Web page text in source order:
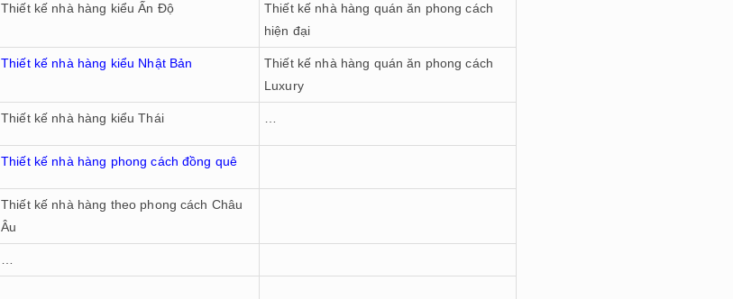
Thiết kế nhà hàng kiểu Ấn Độ
Thiết kế nhà hàng quán ăn phong cách
hiện đại
Thiết kế nhà hàng kiểu Nhật Bản
Thiết kế nhà hàng quán ăn phong cách
Luxury
Thiết kế nhà hàng kiểu Thái …
Thiết kế nhà hàng phong cách đồng quê
Thiết kế nhà hàng theo phong cách Châu
Âu
…